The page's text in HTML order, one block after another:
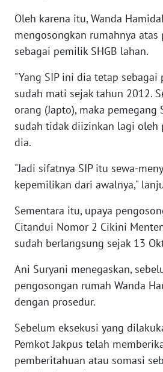
Oleh karena itu, Wanda
mengosongkan rumahnya atas
sebagai pemilik SHGB lahan.
"Yang SIP ini dia tetap sebagai
sudah mati sejak tahun 2012.
orang (Japto), maka pemegang
sudah tidak diizinkan lagi oleh
dia.
"Jadi sifatnya SIP itu sewa-
kepemilikan dari awalnya,"
Sementara itu, upaya
Citandui Nomor 2 Cikini
sudah berlangsung sejak 13
Ani Suryani menegaskan,
pengosongan rumah Wanda
dengan prosedur.
Sebelum eksekusi yang
Pemkot Jakpus telah
pemberitahuan atau somasi
WN
WN
GORONTALO
SULUT
MALUT
WN
DAIRI
WN
DANAU
TOBA
WN